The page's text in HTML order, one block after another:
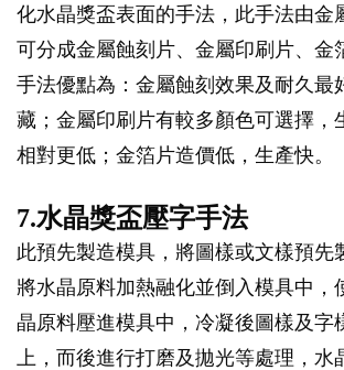
化水晶獎盃表面的手法，此手法由金
可分成金屬蝕刻片、金屬印刷片、金
手法優點為：金屬蝕刻效果及耐久最
藏；金屬印刷片有較多顏色可選擇，
相對更低；金箔片造價低，生產快。
7.水晶獎盃壓字手法
此預先製造模具，將圖樣或文樣預先
將水晶原料加熱融化並倒入模具中，
晶原料壓進模具中，冷凝後圖樣及字
上，而後進行打磨及拋光等處理，水